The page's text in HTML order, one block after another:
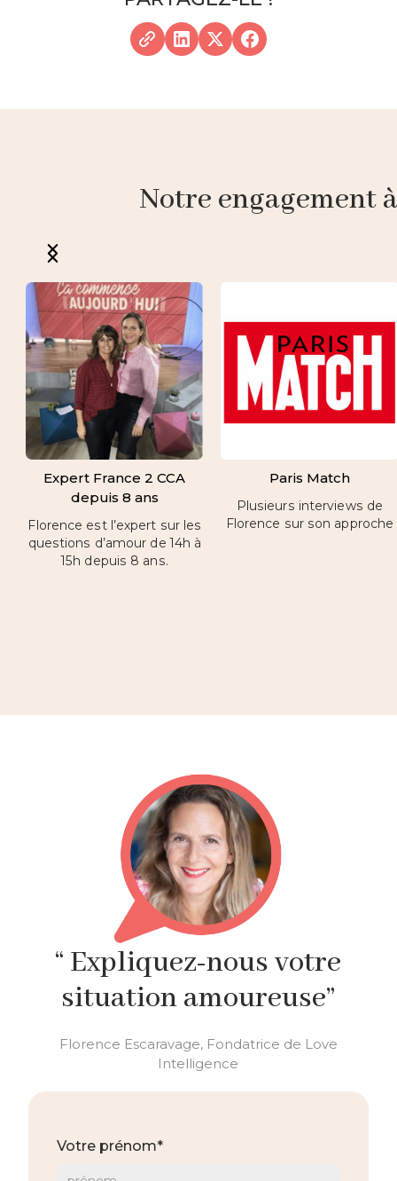
Notre engagement
Expert France 2 CCA
depuis 8 ans
Florence est l’expert sur les
questions d’amour de 14h à
15h depuis 8 ans.
Paris Match
Plusieurs interviews de
Florence sur son approche
“ Expliquez-nous votre
situation amoureuse”
Florence Escaravage, Fondatrice de Love
Intelligence
Votre prénom*